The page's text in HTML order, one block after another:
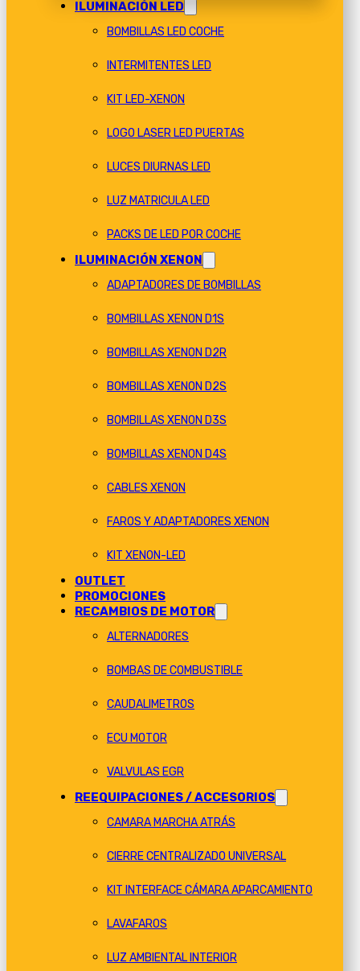
ILUMINACIÓN LED
BOMBILLAS LED COCHE
INTERMITENTES LED
KIT LED-XENON
LOGO LASER LED PUERTAS
LUCES DIURNAS LED
LUZ MATRICULA LED
PACKS DE LED POR COCHE
ILUMINACIÓN XENON
ADAPTADORES DE BOMBILLAS
BOMBILLAS XENON D1S
BOMBILLAS XENON D2R
BOMBILLAS XENON D2S
BOMBILLAS XENON D3S
BOMBILLAS XENON D4S
CABLES XENON
FAROS Y ADAPTADORES XENON
KIT XENON-LED
OUTLET
PROMOCIONES
RECAMBIOS DE MOTOR
ALTERNADORES
BOMBAS DE COMBUSTIBLE
CAUDALIMETROS
ECU MOTOR
VALVULAS EGR
REEQUIPACIONES / ACCESORIOS
CAMARA MARCHA ATRÁS
CIERRE CENTRALIZADO UNIVERSAL
KIT INTERFACE CÁMARA APARCAMIENTO
LAVAFAROS
LUZ AMBIENTAL INTERIOR